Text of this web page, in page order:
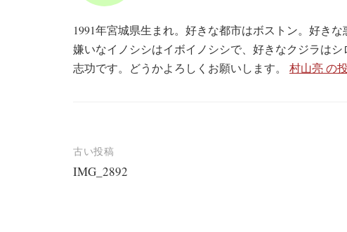
1991年宮城県生まれ。好きな都市はボストン。好き
嫌いなイノシシはイボイノシシで、好きなクジラは
志功です。どうかよろしくお願いします。 村山亮 の
投
稿
古い投稿
IMG_2892